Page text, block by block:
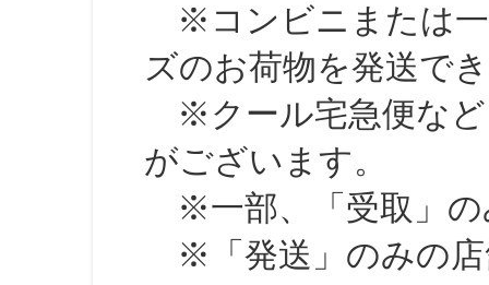
※コンビニまたは一
ズのお荷物を発送で
※クール宅急便など
がございます。
※一部、「受取」の
※「発送」のみの店